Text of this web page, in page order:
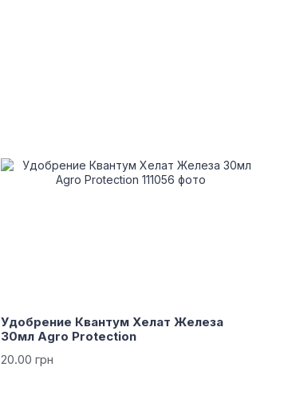
Удобрение Квантум Хелат Железа
30мл Agro Protection
20.00 грн